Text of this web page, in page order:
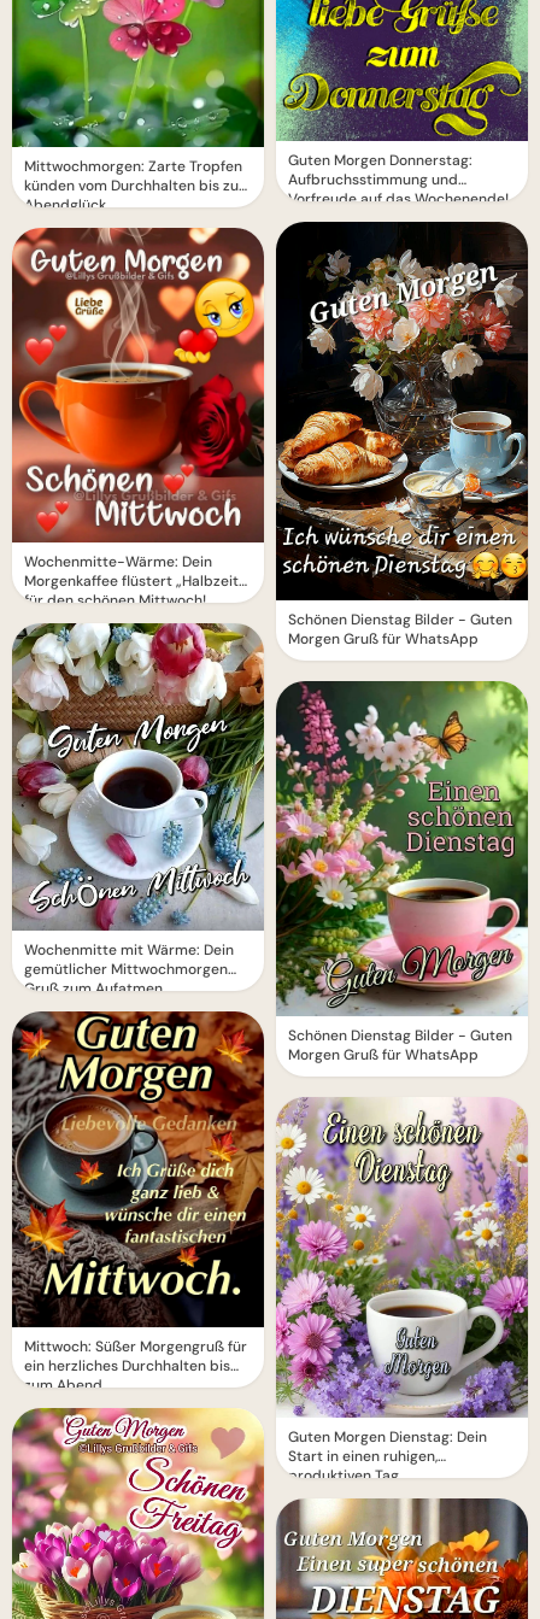
Mittwochmorgen: Zarte Tropfen
künden vom Durchhalten bis zum
Abendglück
Wochenmitte-Wärme: Dein
Morgenkaffee flüstert „Halbzeit“
für den schönen Mittwoch!
Wochenmitte mit Wärme: Dein
gemütlicher Mittwochmorgen
Gruß zum Aufatmen
Mittwoch: Süßer Morgengruß für
ein herzliches Durchhalten bis
zum Abend
Guten Morgen Donnerstag:
Aufbruchsstimmung und
Vorfreude auf das Wochenende!
Schönen Dienstag Bilder - Guten
Morgen Gruß für WhatsApp
Schönen Dienstag Bilder - Guten
Morgen Gruß für WhatsApp
Guten Morgen Dienstag: Dein
Start in einen ruhigen,
produktiven Tag